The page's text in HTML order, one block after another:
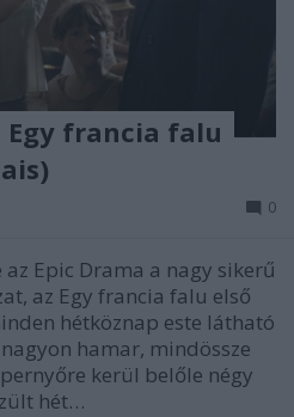
Egy francia falu
0
Epic Drama a nagy sikerű
az Egy francia falu első
hétköznap este látható
hamar, mindössze
kerül belőle négy
hét…